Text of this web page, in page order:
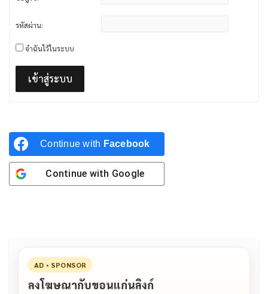
รหัสผ่าน:
จำฉันไว้ในระบบ
เข้าสู่ระบบ
Continue with Facebook
Continue with Google
AD • SPONSOR
ลงโฆษณากับขอนแก่นลิงก์